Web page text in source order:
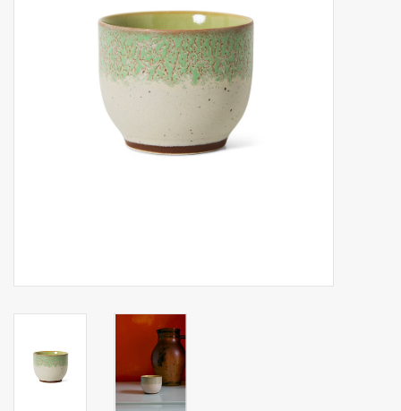
Keukenspullen
Food